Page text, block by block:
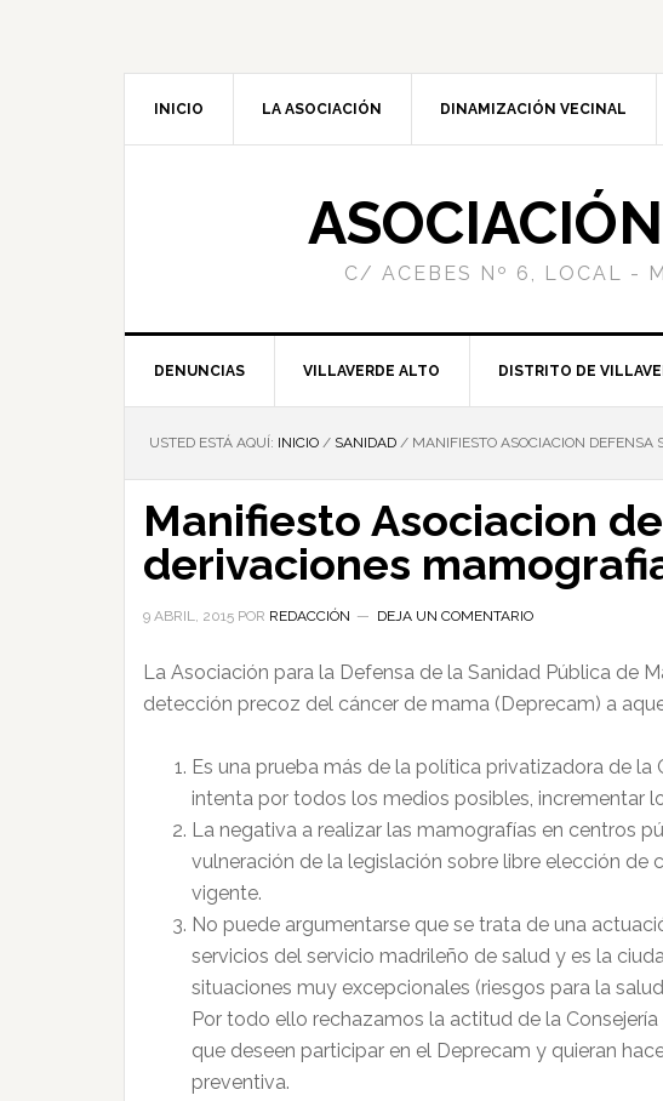
INICIO LA ASOCIACIÓN DINAMIZACIÓN VECINAL
C/ ACEBES Nº 6, LOCAL -
DENUNCIAS VILLAVERDE ALTO DISTRITO DE
USTED ESTÁ AQUÍ: INICIO / SANIDAD / MANIFIESTO ASOCIACION
Manifiesto Asociacion
derivaciones
9 ABRIL, 2015 POR REDACCIÓN DEJA UN COMENTARIO
La Asociación para la Defensa de la Sanidad Pública de
detección precoz del cáncer de mama (Deprecam) a
Es una prueba más de la política privatizadora de
intenta por todos los medios posibles, incrementar
La negativa a realizar las mamografías en centros
vulneración de la legislación sobre libre elección
vigente.
No puede argumentarse que se trata de una
servicios del servicio madrileño de salud y es la
situaciones muy excepcionales (riesgos para la
Por todo ello rechazamos la actitud de la
que deseen participar en el Deprecam y quieran
preventiva.